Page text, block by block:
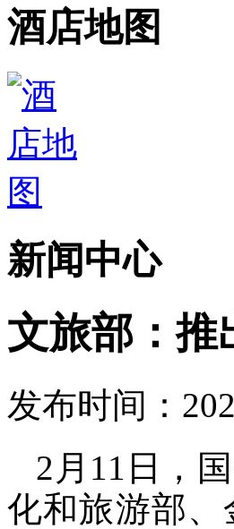
酒店地图
新闻中心
文旅部：推
发布时间：
2月11日，
化和旅游部